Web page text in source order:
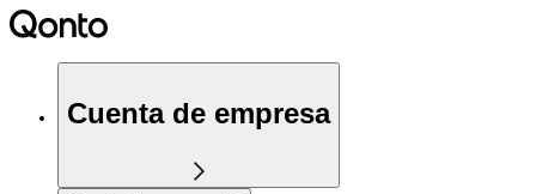
Cuenta de empresa